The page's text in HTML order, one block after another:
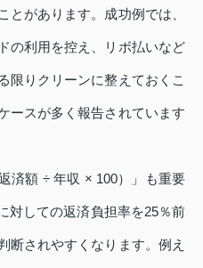
があります。成功例では、
の利用を控え、リボ払いなど
限りクリーンに整えておくこ
ースが多く報告されています
済額 ÷ 年収 × 100）」も重要
対しての返済負担率を25％前
断されやすくなります。例え